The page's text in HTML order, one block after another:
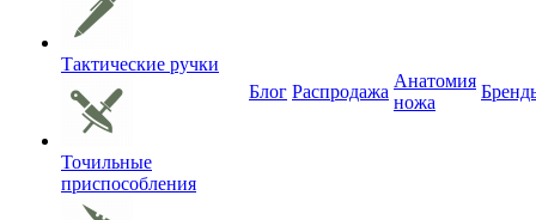
Тактические ручки
Точильные
приспособления
Блог Распродажа
Анатомия
ножа